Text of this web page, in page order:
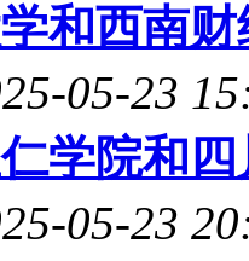
和西南
05-23
学院和
05-23